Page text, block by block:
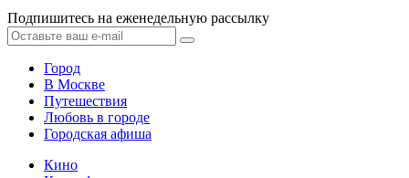
Подпишитесь на еженедельную рассылку
Город
В Москве
Путешествия
Любовь в городе
Городская афиша
Кино